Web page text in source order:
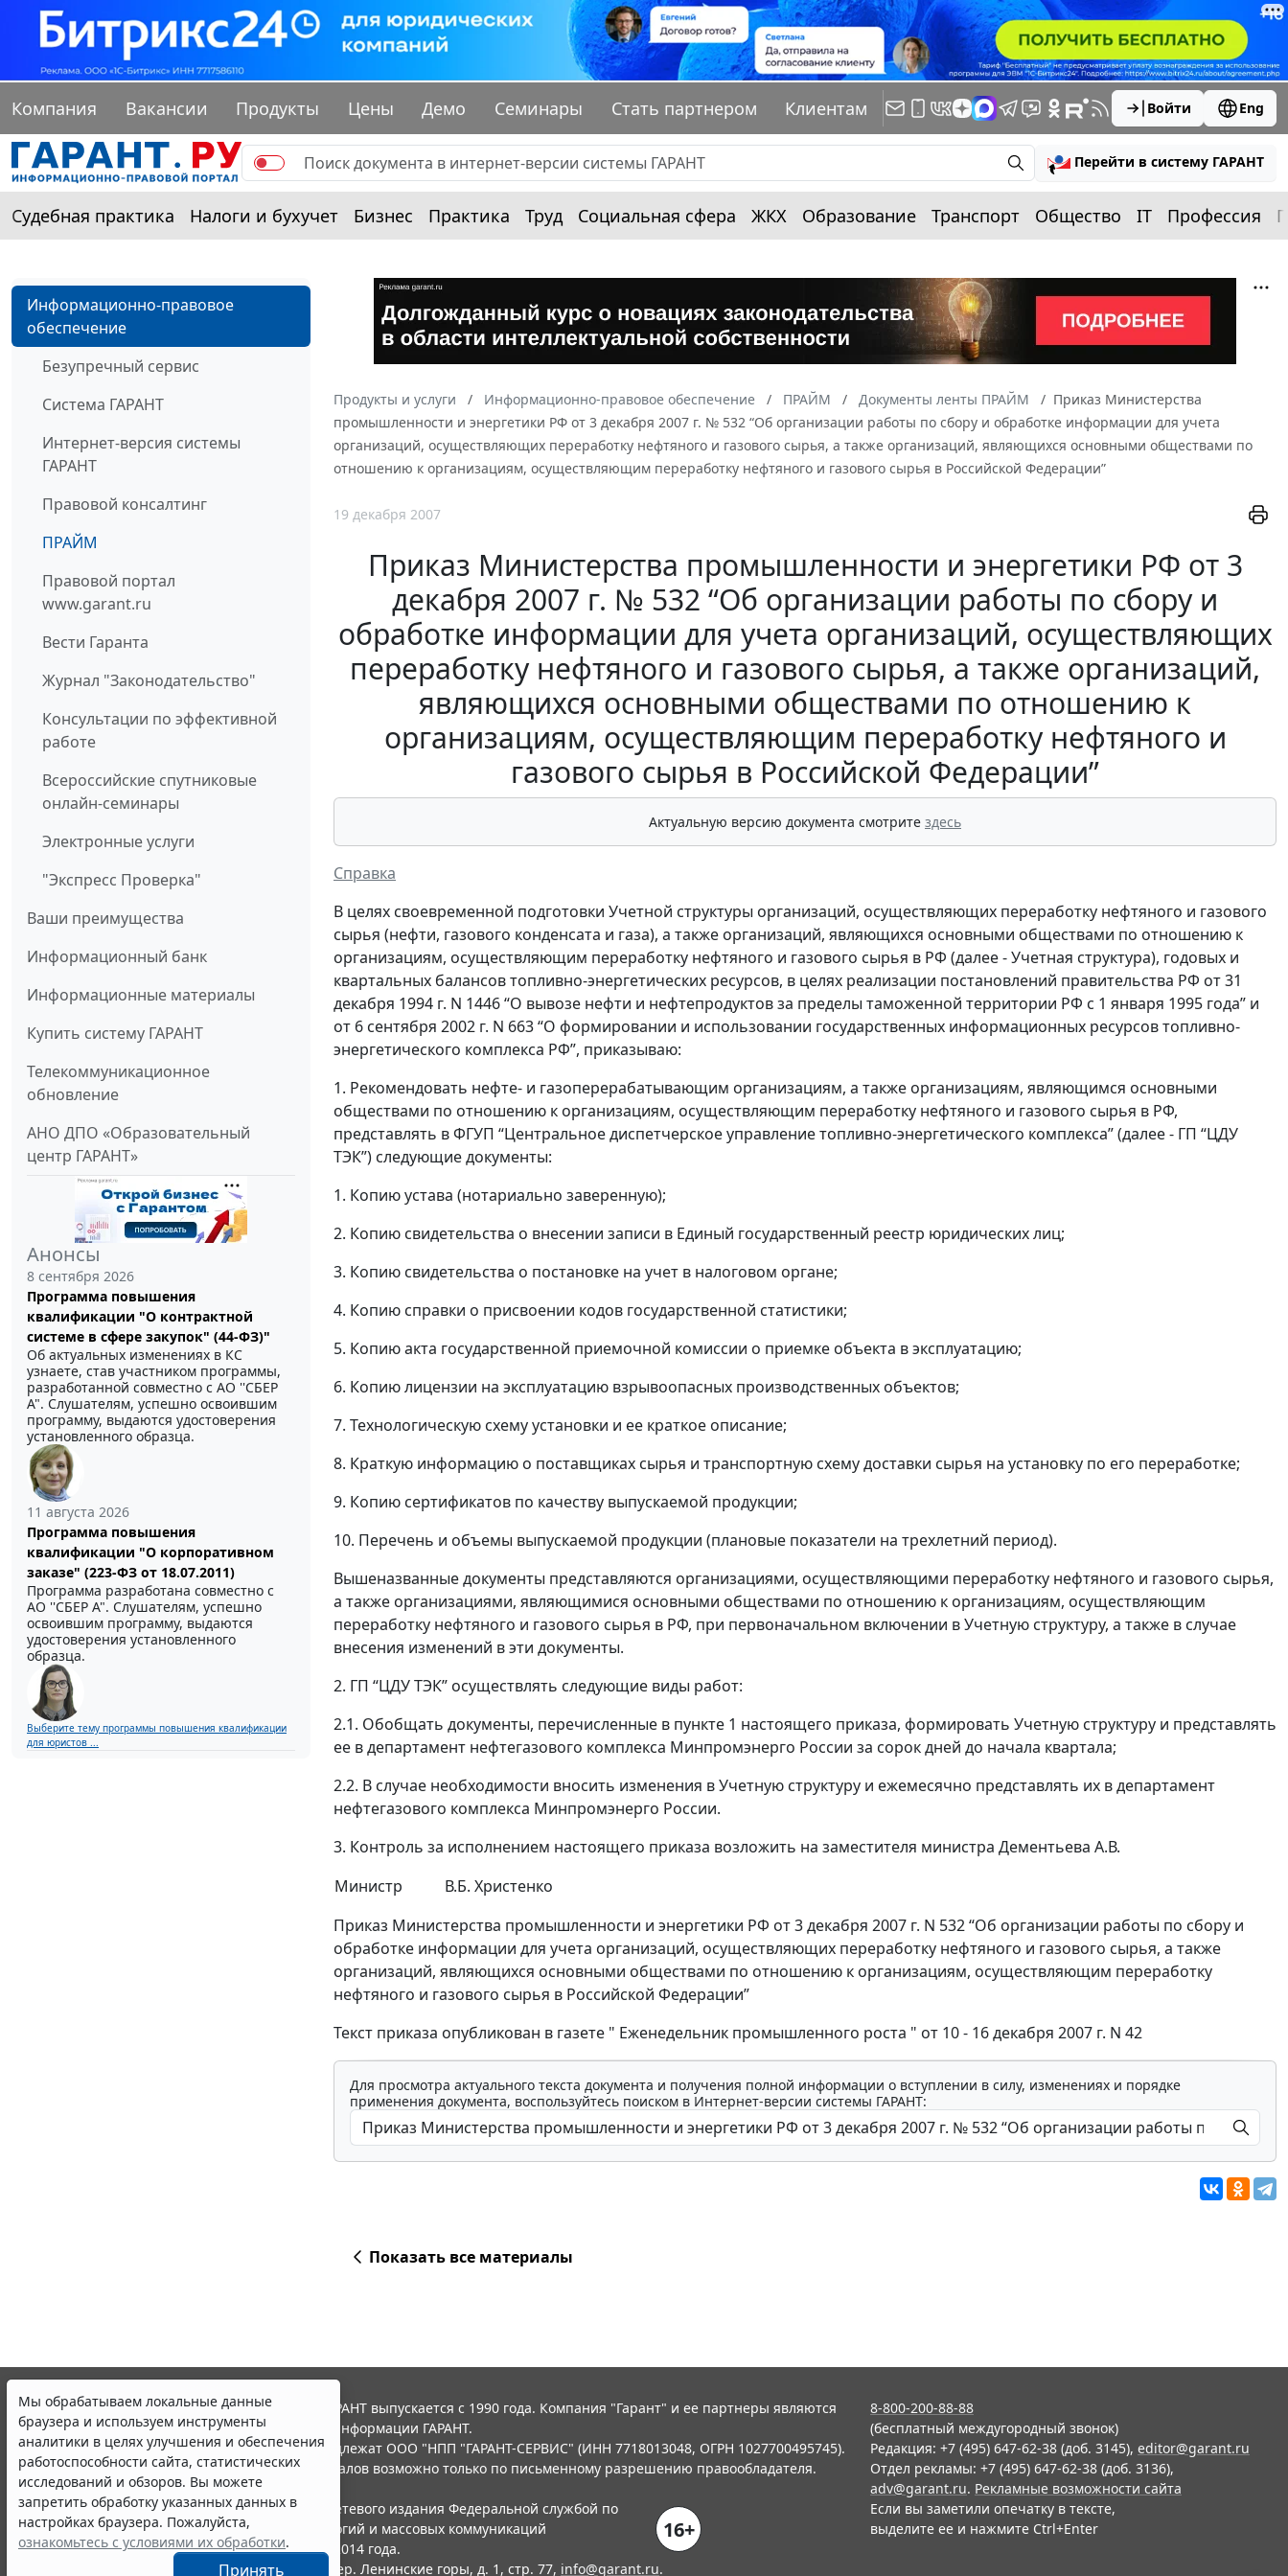
Компания Вакансии Продукты Цены Демо Семинары Стать партнером Клиентам Войти Eng
Перейти в систему ГАРАНТ
Судебная практика Налоги и бухучет Бизнес Практика Труд Социальная сфера ЖКХ Образование Транспорт Общество IT Профессия
Информационно-правовое
обеспечение
Безупречный сервис
Система ГАРАНТ
Интернет-версия системы
ГАРАНТ
Правовой консалтинг
ПРАЙМ
Правовой портал
www.garant.ru
Вести Гаранта
Журнал "Законодательство"
Консультации по эффективной
работе
Всероссийские спутниковые
онлайн-семинары
Электронные услуги
"Экспресс Проверка"
Ваши преимущества
Информационный банк
Информационные материалы
Купить систему ГАРАНТ
Телекоммуникационное
обновление
АНО ДПО «Образовательный
центр ГАРАНТ»
Анонсы
8 сентября 2026
Программа повышения
квалификации "О контрактной
системе в сфере закупок" (44-ФЗ)"
Об актуальных изменениях в КС
узнаете, став участником программы,
разработанной совместно с АО ''СБЕР
А". Слушателям, успешно освоившим
программу, выдаются удостоверения
установленного образца.
11 августа 2026
Программа повышения
квалификации "О корпоративном
заказе" (223-ФЗ от 18.07.2011)
Программа разработана совместно с
АО ''СБЕР А". Слушателям, успешно
освоившим программу, выдаются
удостоверения установленного
образца.
Выберите тему программы повышения квалификации
для юристов ...
Продукты и услуги Информационно-правовое обеспечение ПРАЙМ Документы ленты ПРАЙМ
Приказ Министерства
промышленности и энергетики РФ от 3 декабря 2007 г. № 532 “Об организации работы по сбору и обработке информации для учета
организаций, осуществляющих переработку нефтяного и газового сырья, а также организаций, являющихся основными обществами по
отношению к организациям, осуществляющим переработку нефтяного и газового сырья в Российской Федерации”
19 декабря 2007
Приказ Министерства промышленности и энергетики РФ от 3
декабря 2007 г. № 532 “Об организации работы по сбору и
обработке информации для учета организаций, осуществляющих
переработку нефтяного и газового сырья, а также организаций,
являющихся основными обществами по отношению к
организациям, осуществляющим переработку нефтяного и
газового сырья в Российской Федерации”
Актуальную версию документа смотрите здесь
Справка
В целях своевременной подготовки Учетной структуры организаций, осуществляющих переработку нефтяного и газового
сырья (нефти, газового конденсата и газа), а также организаций, являющихся основными обществами по отношению к
организациям, осуществляющим переработку нефтяного и газового сырья в РФ (далее - Учетная структура), годовых и
квартальных балансов топливно-энергетических ресурсов, в целях реализации постановлений правительства РФ от 31
декабря 1994 г. N 1446 “О вывозе нефти и нефтепродуктов за пределы таможенной территории РФ с 1 января 1995 года” и
от 6 сентября 2002 г. N 663 “О формировании и использовании государственных информационных ресурсов топливно-
энергетического комплекса РФ”, приказываю:
1. Рекомендовать нефте- и газоперерабатывающим организациям, а также организациям, являющимся основными
обществами по отношению к организациям, осуществляющим переработку нефтяного и газового сырья в РФ,
представлять в ФГУП “Центральное диспетчерское управление топливно-энергетического комплекса” (далее - ГП “ЦДУ
ТЭК”) следующие документы:
1. Копию устава (нотариально заверенную);
2. Копию свидетельства о внесении записи в Единый государственный реестр юридических лиц;
3. Копию свидетельства о постановке на учет в налоговом органе;
4. Копию справки о присвоении кодов государственной статистики;
5. Копию акта государственной приемочной комиссии о приемке объекта в эксплуатацию;
6. Копию лицензии на эксплуатацию взрывоопасных производственных объектов;
7. Технологическую схему установки и ее краткое описание;
8. Краткую информацию о поставщиках сырья и транспортную схему доставки сырья на установку по его переработке;
9. Копию сертификатов по качеству выпускаемой продукции;
10. Перечень и объемы выпускаемой продукции (плановые показатели на трехлетний период).
Вышеназванные документы представляются организациями, осуществляющими переработку нефтяного и газового сырья,
а также организациями, являющимися основными обществами по отношению к организациям, осуществляющим
переработку нефтяного и газового сырья в РФ, при первоначальном включении в Учетную структуру, а также в случае
внесения изменений в эти документы.
2. ГП “ЦДУ ТЭК” осуществлять следующие виды работ:
2.1. Обобщать документы, перечисленные в пункте 1 настоящего приказа, формировать Учетную структуру и представлять
ее в департамент нефтегазового комплекса Минпромэнерго России за сорок дней до начала квартала;
2.2. В случае необходимости вносить изменения в Учетную структуру и ежемесячно представлять их в департамент
нефтегазового комплекса Минпромэнерго России.
3. Контроль за исполнением настоящего приказа возложить на заместителя министра Дементьева А.В.
Министр
В.Б. Христенко
Приказ Министерства промышленности и энергетики РФ от 3 декабря 2007 г. N 532 “Об организации работы по сбору и
обработке информации для учета организаций, осуществляющих переработку нефтяного и газового сырья, а также
организаций, являющихся основными обществами по отношению к организациям, осуществляющим переработку
нефтяного и газового сырья в Российской Федерации”
Текст приказа опубликован в газете " Еженедельник промышленного роста " от 10 - 16 декабря 2007 г. N 42
Для просмотра актуального текста документа и получения полной информации о вступлении в силу, изменениях и порядке
применения документа, воспользуйтесь поиском в Интернет-версии системы ГАРАНТ:
Показать все материалы
Мы обрабатываем локальные данные
браузера и используем инструменты
аналитики в целях улучшения и обеспечения
работоспособности сайта, статистических
исследований и обзоров. Вы можете
запретить обработку указанных данных в
настройках браузера. Пожалуйста,
ознакомьтесь с условиями их обработки.
Принять
© ООО "НПП "ГАРАНТ-СЕРВИС", 2026. Система ГАРАНТ выпускается с 1990 года. Компания "Гарант" и ее партнеры являются
участниками Российской ассоциации правовой информации ГАРАНТ.
Все права на материалы сайта ГАРАНТ.РУ принадлежат ООО "НПП "ГАРАНТ-СЕРВИС" (ИНН 7718013048, ОГРН 1027700495745).
Полное или частичное воспроизведение материалов возможно только по письменному разрешению правообладателя.
Правила использования портала.
Портал ГАРАНТ.РУ зарегистрирован в качестве сетевого издания Федеральной службой по
надзору в сфере связи,информационных технологий и массовых коммуникаций
(Роскомнадзором), Эл № ФС77-58365 от 18 июня 2014 года.
16+
ООО "НПП "ГАРАНТ-СЕРВИС", 119234, г. Москва, тер. Ленинские горы, д. 1, стр. 77, info@garant.ru.
8-800-200-88-88
(бесплатный междугородный звонок)
Редакция: +7 (495) 647-62-38 (доб. 3145), editor@garant.ru
Отдел рекламы: +7 (495) 647-62-38 (доб. 3136),
adv@garant.ru. Рекламные возможности сайта
Если вы заметили опечатку в тексте,
выделите ее и нажмите Ctrl+Enter